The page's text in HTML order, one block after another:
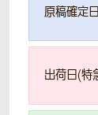
原稿確定日
出荷日(特